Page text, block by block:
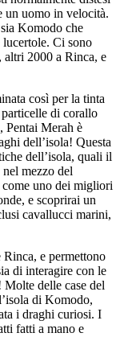
un uomo in velocità.
Komodo che
Ci sono
altri 2000 a Rinca, e
così per la tinta
particelle di corallo
Pentai Merah è
dell’isola! Questa
dell’isola, quali il
nel mezzo del
uno dei migliori
e scoprirai un
cavallucci marini,
e permettono
di interagire con le
delle case del
di Komodo,
i draghi curiosi. I
fatti a mano e